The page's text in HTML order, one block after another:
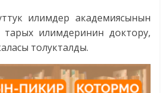
илимдер академиясынын
тарых илимдеринин доктору,
толукталды.